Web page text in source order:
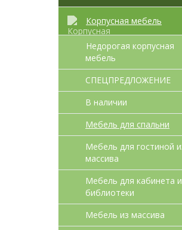
Корпусная мебель
Недорогая корпусная
мебель
СПЕЦПРЕДЛОЖЕНИЕ
В наличии
Мебель для спальни
Мебель для гостиной
массива
Мебель для кабинета и
библиотеки
Мебель из массива